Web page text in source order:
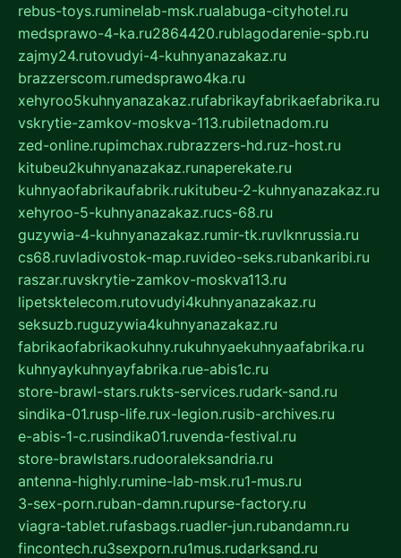
rebus-toys.ruminelab-msk.rualabuga-cityhotel.ru
medsprawo-4-ka.ru2864420.rublagodarenie-spb.ru
zajmy24.rutovudyi-4-kuhnyanazakaz.ru
brazzerscom.rumedsprawo4ka.ru
xehyroo5kuhnyanazakaz.rufabrikayfabrikaefabrika.ru
vskrytie-zamkov-moskva-113.rubiletnadom.ru
zed-online.rupimchax.rubrazzers-hd.ruz-host.ru
kitubeu2kuhnyanazakaz.runaperekate.ru
kuhnyaofabrikaufabrik.rukitubeu-2-kuhnyanazakaz.ru
xehyroo-5-kuhnyanazakaz.rucs-68.ru
guzywia-4-kuhnyanazakaz.rumir-tk.ruvlknrussia.ru
cs68.ruvladivostok-map.ruvideo-seks.rubankaribi.ru
raszar.ruvskrytie-zamkov-moskva113.ru
lipetsktelecom.rutovudyi4kuhnyanazakaz.ru
seksuzb.ruguzywia4kuhnyanazakaz.ru
fabrikaofabrikaokuhny.rukuhnyaekuhnyaafabrika.ru
kuhnyaykuhnyayfabrika.rue-abis1c.ru
store-brawl-stars.rukts-services.rudark-sand.ru
sindika-01.rusp-life.rux-legion.rusib-archives.ru
e-abis-1-c.rusindika01.ruvenda-festival.ru
store-brawlstars.rudooraleksandria.ru
antenna-highly.rumine-lab-msk.ru1-mus.ru
3-sex-porn.ruban-damn.rupurse-factory.ru
viagra-tablet.rufasbags.ruadler-jun.rubandamn.ru
fincontech.ru3sexporn.ru1mus.rudarksand.ru